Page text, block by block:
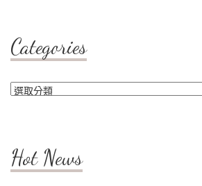
Categories
Categories
Hot News